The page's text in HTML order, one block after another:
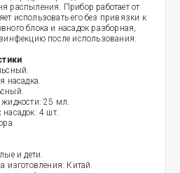
распыления. Прибор работает от
использовать его без привязки к
блока и насадок разборная,
после использования.
насадка.
25 мл.
4 шт.
и дети.
изготовления: Китай.